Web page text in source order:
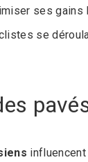
ses gains
se